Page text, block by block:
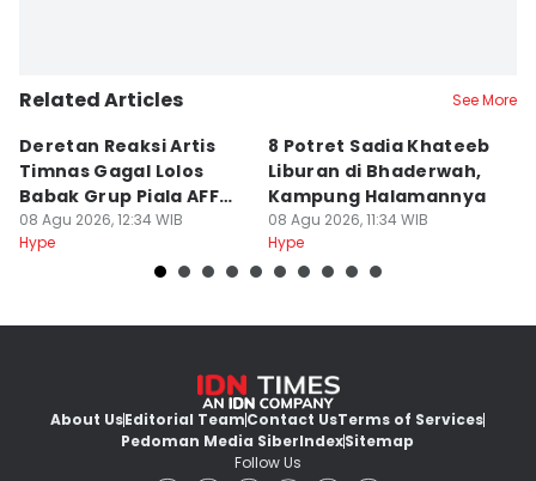
Related Articles See More
Deretan Reaksi Artis
Timnas Gagal Lolos
Babak Grup Piala AFF
2026
08 Agu 2026, 12:34 WIB
Hype
8 Potret Sadia Khateeb
Liburan di Bhaderwah,
Kampung Halamannya
08 Agu 2026, 11:34 WIB
Hype
About UsEditorial TeamContact UsTerms of Services
Pedoman Media SiberIndexSitemap
Follow Us